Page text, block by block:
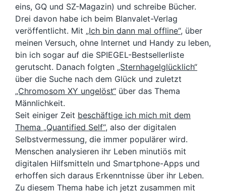
eins, GQ und SZ-Magazin) und schreibe Bücher.
Drei davon habe ich beim Blanvalet-Verlag
veröffentlicht. Mit „Ich bin dann mal offline“, über
meinen Versuch, ohne Internet und Handy zu leben,
bin ich sogar auf die SPIEGEL-Bestsellerliste
gerutscht. Danach folgten „Sternhagelglücklich“
über die Suche nach dem Glück und zuletzt
„Chromosom XY ungelöst“ über das Thema
Männlichkeit.
Seit einiger Zeit beschäftige ich mich mit dem
Thema „Quantified Self“, also der digitalen
Selbstvermessung, die immer populärer wird.
Menschen analysieren ihr Leben minutiös mit
digitalen Hilfsmitteln und Smartphone-Apps und
erhoffen sich daraus Erkenntnisse über ihr Leben.
Zu diesem Thema habe ich jetzt zusammen mit